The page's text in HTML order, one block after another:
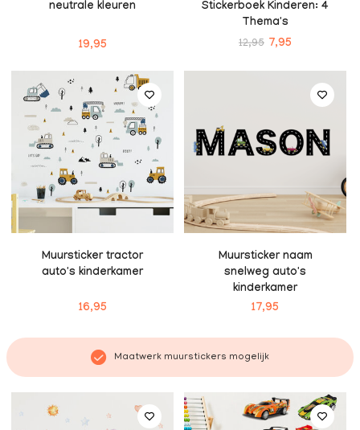
neutrale kleuren
19,95
Stickerboek Kinderen: 4
Thema's
12,95 7,95
Muursticker tractor
auto's kinderkamer
16,95
Muursticker naam
snelweg auto's
kinderkamer
17,95
Maatwerk muurstickers mogelijk